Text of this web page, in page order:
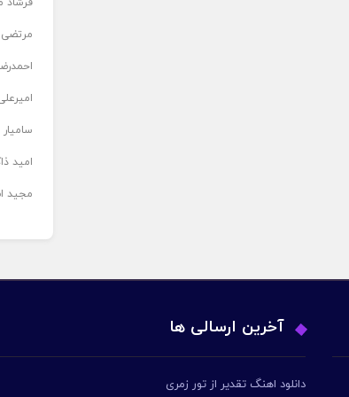
سامیار
امید
مجید
آخرین ارسالی ها
دانلود اهنگ تقدیر از تور زمری